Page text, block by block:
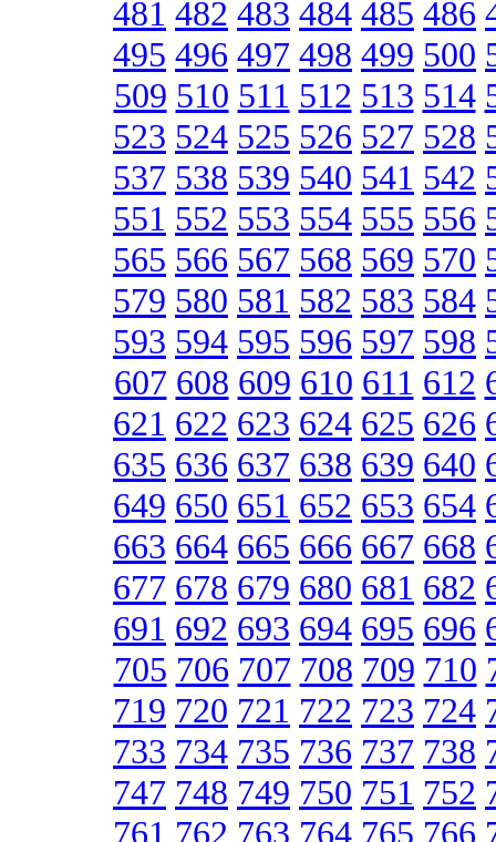
481 482 483 484 485 486
495 496 497 498 499 500
509 510 511 512 513 514
523 524 525 526 527 528
537 538 539 540 541 542
551 552 553 554 555 556
565 566 567 568 569 570
579 580 581 582 583 584
593 594 595 596 597 598
607 608 609 610 611 612
621 622 623 624 625 626
635 636 637 638 639 640
649 650 651 652 653 654
663 664 665 666 667 668
677 678 679 680 681 682
691 692 693 694 695 696
705 706 707 708 709 710
719 720 721 722 723 724
733 734 735 736 737 738
747 748 749 750 751 752
761 762 763 764 765 766